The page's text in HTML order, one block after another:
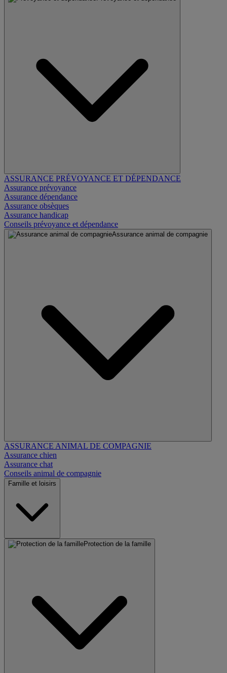
ASSURANCE PRÉVOYANCE ET DÉPENDANCE
Assurance prévoyance
Assurance dépendance
Assurance obsèques
Assurance handicap
Conseils prévoyance et dépendance
Assurance animal de compagnie
ASSURANCE ANIMAL DE COMPAGNIE
Assurance chien
Assurance chat
Conseils animal de compagnie
Famille et loisirs
Protection de la famille